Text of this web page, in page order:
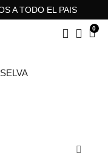
A TODO EL PAIS
0